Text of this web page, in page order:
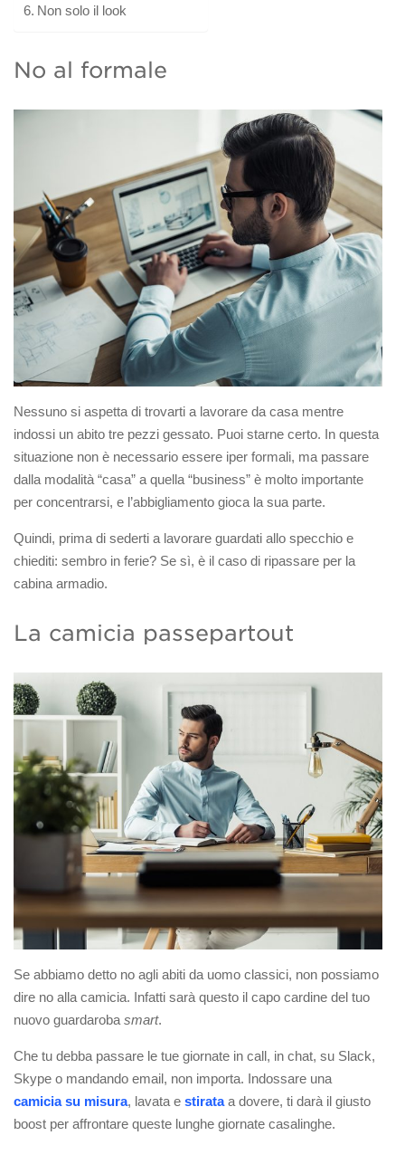
Non solo il look
No al formale
Nessuno si aspetta di trovarti a lavorare da casa mentre
indossi un abito tre pezzi gessato. Puoi starne certo. In questa
situazione non è necessario essere iper formali, ma passare
dalla modalità “casa” a quella “business” è molto importante
per concentrarsi, e l’abbigliamento gioca la sua parte.
Quindi, prima di sederti a lavorare guardati allo specchio e
chiediti: sembro in ferie? Se sì, è il caso di ripassare per la
cabina armadio.
La camicia passepartout
Se abbiamo detto no agli abiti da uomo classici, non possiamo
dire no alla camicia. Infatti sarà questo il capo cardine del tuo
nuovo guardaroba smart.
Che tu debba passare le tue giornate in call, in chat, su Slack,
Skype o mandando email, non importa. Indossare una
camicia su misura, lavata e stirataa dovere, ti darà il giusto
boost per affrontare queste lunghe giornate casalinghe.